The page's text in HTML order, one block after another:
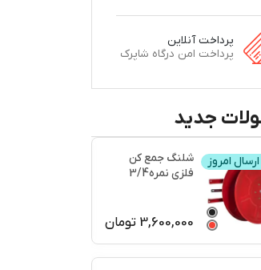
پرداخت آنلاین
پرداخت امن درگاه شاپرک
جدید
ارسال امروز
شلنگ جمع کن
فلزی نمره3/4
3,600,000 تومان